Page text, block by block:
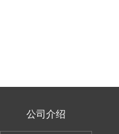
公司介绍